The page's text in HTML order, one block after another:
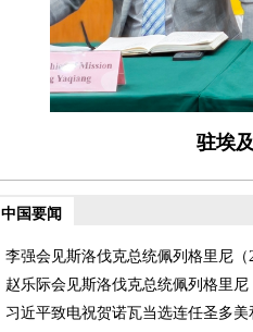
中国要闻
李强会见斯洛伐克总统佩列格里尼（
赵乐际会见斯洛伐克总统佩列格里尼
习近平致电祝贺诺瓦当选连任圣多